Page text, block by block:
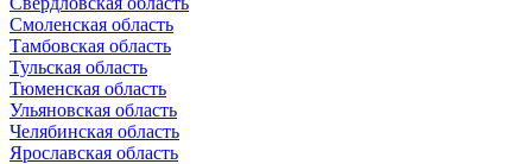
Смоленская область
Тамбовская область
Тульская область
Тюменская область
Ульяновская область
Челябинская область
Ярославская область